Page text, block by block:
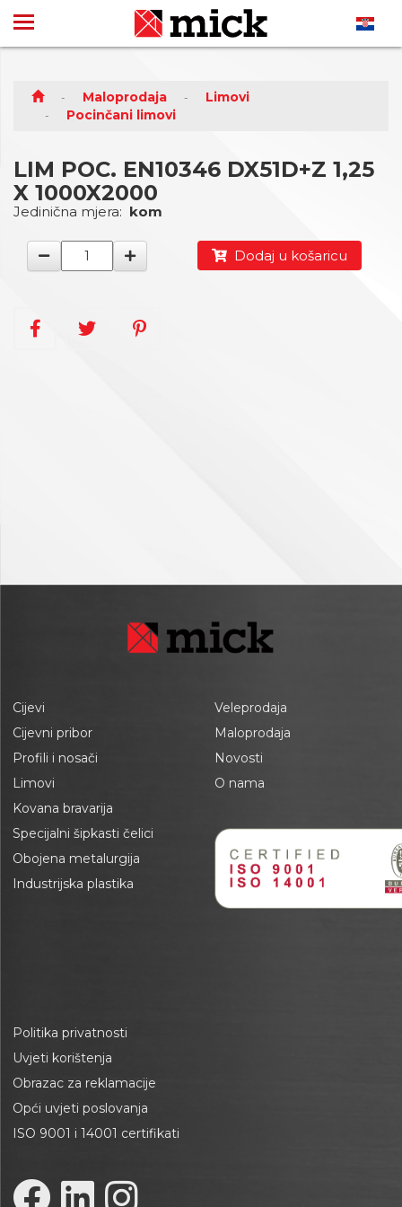
Maloprodaja
Limovi
Pocinčani limovi
LIM POC. EN10346 DX51D+Z 1,25
X 1000X2000
Jedinična mjera: kom
Dodaj u košaricu
Cijevi
Cijevni pribor
Profili i nosači
Limovi
Kovana bravarija
Specijalni šipkasti čelici
Obojena metalurgija
Industrijska plastika
Veleprodaja
Maloprodaja
Novosti
O nama
Politika privatnosti
Uvjeti korištenja
Obrazac za reklamacije
Opći uvjeti poslovanja
ISO 9001 i 14001 certifikati